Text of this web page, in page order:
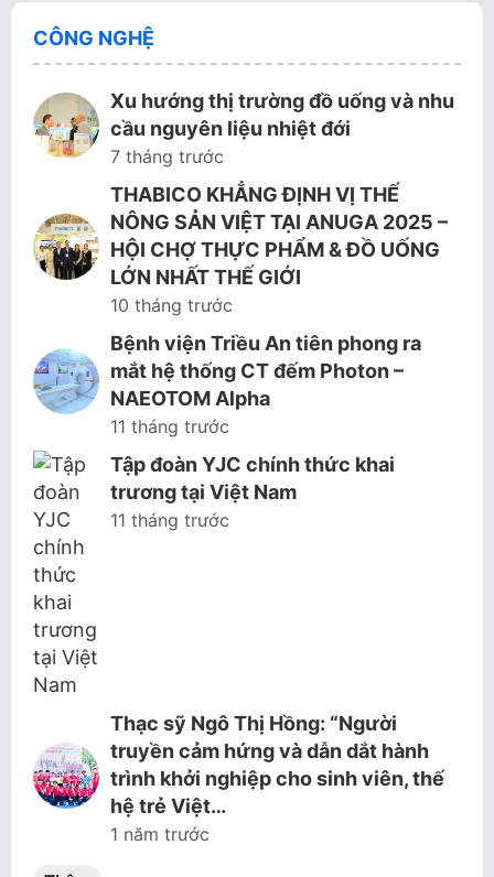
CÔNG NGHỆ
Xu hướng thị trường đồ uống và nhu
cầu nguyên liệu nhiệt đới
7 tháng trước
THABICO KHẲNG ĐỊNH VỊ THẾ
NÔNG SẢN VIỆT TẠI ANUGA 2025 –
HỘI CHỢ THỰC PHẨM & ĐỒ UỐNG
LỚN NHẤT THẾ GIỚI
10 tháng trước
Bệnh viện Triều An tiên phong ra
mắt hệ thống CT đếm Photon –
NAEOTOM Alpha
11 tháng trước
Tập đoàn YJC chính thức khai
trương tại Việt Nam
11 tháng trước
Thạc sỹ Ngô Thị Hồng: “Người
truyền cảm hứng và dẫn dắt hành
trình khởi nghiệp cho sinh viên, thế
hệ trẻ Việt…
1 năm trước